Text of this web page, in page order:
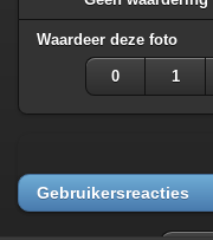
Waardeer deze foto
0 1
Gebruikersreacties